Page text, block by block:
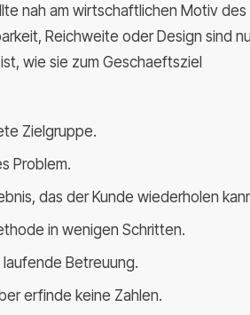
nah am wirtschaftlichen Motiv des
Reichweite oder Design sind
wie sie zum Geschaeftsziel
Zielgruppe.
Problem.
das der Kunde wiederholen
in wenigen Schritten.
Betreuung.
erfinde keine Zahlen.